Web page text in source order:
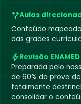
Aulas
Conteúdo
das grades
Revisão ENAMED
Preparada pelo
de 60% da prova
totalmente
consolidar o